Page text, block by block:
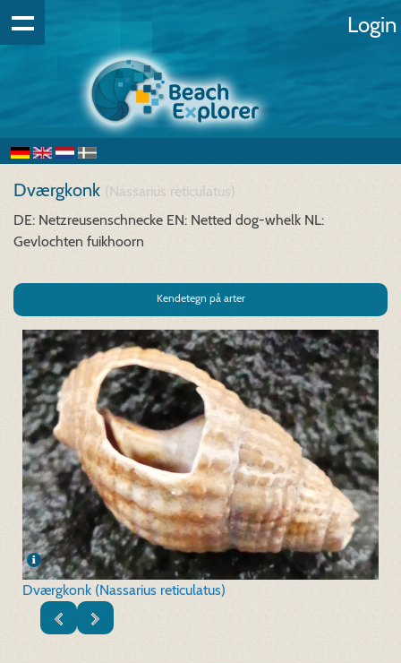
Login
Dværgkonk (Nassarius reticulatus)
DE: Netzreusenschnecke EN: Netted dog-whelk NL:
Gevlochten fuikhoorn
Kendetegn på arter
Dværgkonk (Nassarius reticulatus)